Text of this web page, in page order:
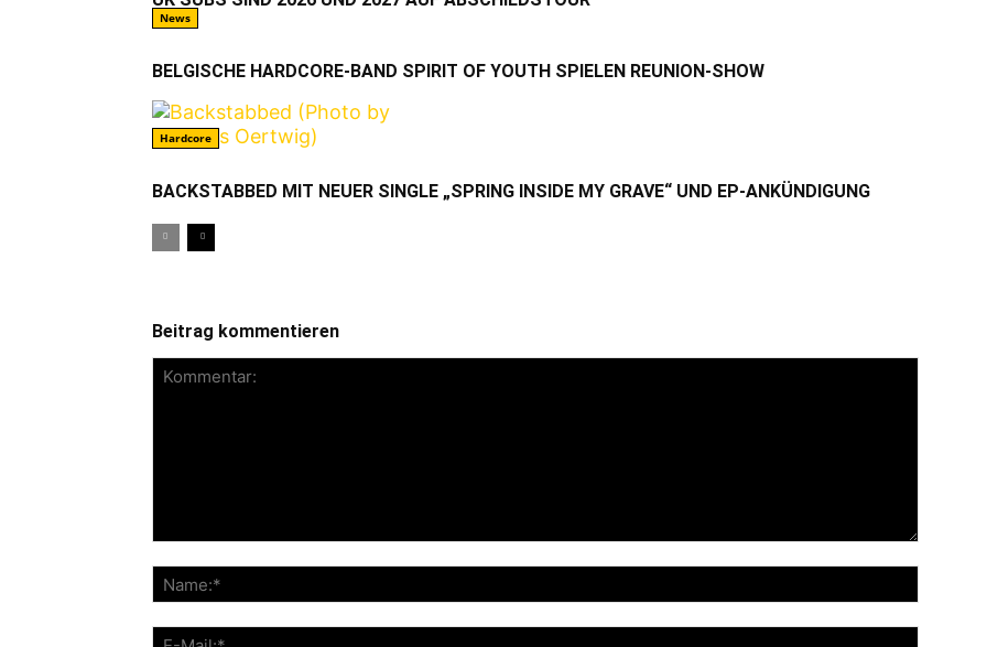
News
BELGISCHE HARDCORE-BAND SPIRIT OF YOUTH SPIELEN REUNION-SHOW
Hardcore
BACKSTABBED MIT NEUER SINGLE „SPRING INSIDE MY GRAVE“ UND EP-ANKÜNDIGUNG
Beitrag kommentieren